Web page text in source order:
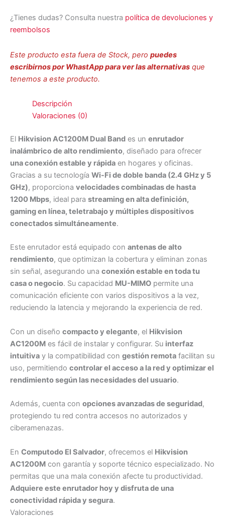
¿Tienes dudas? Consulta nuestra política de devoluciones y
reembolsos
Este producto esta fuera de Stock, pero puedes
escribirnos por WhastApp para ver las alternativas que
tenemos a este producto.
Descripción
Valoraciones (0)
El Hikvision AC1200M Dual Band es un enrutador
inalámbrico de alto rendimiento, diseñado para ofrecer
una conexión estable y rápida en hogares y oficinas.
Gracias a su tecnología Wi-Fi de doble banda (2.4 GHz y 5
GHz), proporciona velocidades combinadas de hasta
1200 Mbps, ideal para streaming en alta definición,
gaming en línea, teletrabajo y múltiples dispositivos
conectados simultáneamente.
Este enrutador está equipado con antenas de alto
rendimiento, que optimizan la cobertura y eliminan zonas
sin señal, asegurando una conexión estable en toda tu
casa o negocio. Su capacidad MU-MIMO permite una
comunicación eficiente con varios dispositivos a la vez,
reduciendo la latencia y mejorando la experiencia de red.
Con un diseño compacto y elegante, el Hikvision
AC1200M es fácil de instalar y configurar. Su interfaz
intuitiva y la compatibilidad con gestión remota facilitan su
uso, permitiendo controlar el acceso a la red y optimizar el
rendimiento según las necesidades del usuario.
Además, cuenta con opciones avanzadas de seguridad,
protegiendo tu red contra accesos no autorizados y
ciberamenazas.
En Computodo El Salvador, ofrecemos el Hikvision
AC1200M con garantía y soporte técnico especializado. No
permitas que una mala conexión afecte tu productividad.
Adquiere este enrutador hoy y disfruta de una
conectividad rápida y segura.
Valoraciones